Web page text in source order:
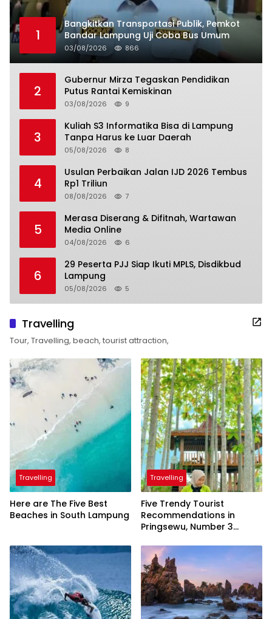
1
Bangkitkan Transportasi Publik, Pemkot
Bandar Lampung Uji Coba Bus Umum
03/08/2026 866
2
Gubernur Mirza Tegaskan Pendidikan
Putus Rantai Kemiskinan
03/08/2026 9
3
Kuliah S3 Informatika Bisa di Lampung
Tanpa Harus ke Luar Daerah
05/08/2026 8
4
Usulan Perbaikan Jalan IJD 2026 Tembus
Rp1 Triliun
08/08/2026 7
5
Merasa Diserang & Difitnah, Wartawan
Media Online
04/08/2026 6
6
29 Peserta PJJ Siap Ikuti MPLS, Disdikbud
Lampung
05/08/2026 5
Travelling
Tour, Travelling, beach, tourist attraction,
Travelling
Here are The Five Best
Beaches in South Lampung
Travelling
Five Trendy Tourist
Recommendations in
Pringsewu, Number 3
President